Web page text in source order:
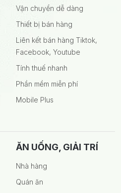
Vận chuyển dễ dàng
Thiết bị bán hàng
Liên kết bán hàng Tiktok,
Facebook, Youtube
Tính thuế nhanh
Phần mềm miễn phí
Mobile Plus
ĂN UỐNG, GIẢI TRÍ
Nhà hàng
Quán ăn